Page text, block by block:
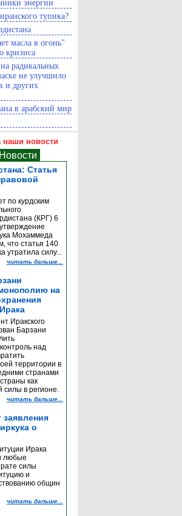
энергии
тупика?
масла в огонь"
кризиса
радикальных
не улучшило
и других
в арабский мир
наши новости
Новости
Статья
по курдским
(КРГ) 6
Мохаммеда
что статья 140
утратила силу...
читать дальше...
на
Иракского
Барзани
над
территории в
странами
как
силы в регионе.
читать дальше...
заявления
о
Ирака
любые
силы
и
общин
читать дальше...